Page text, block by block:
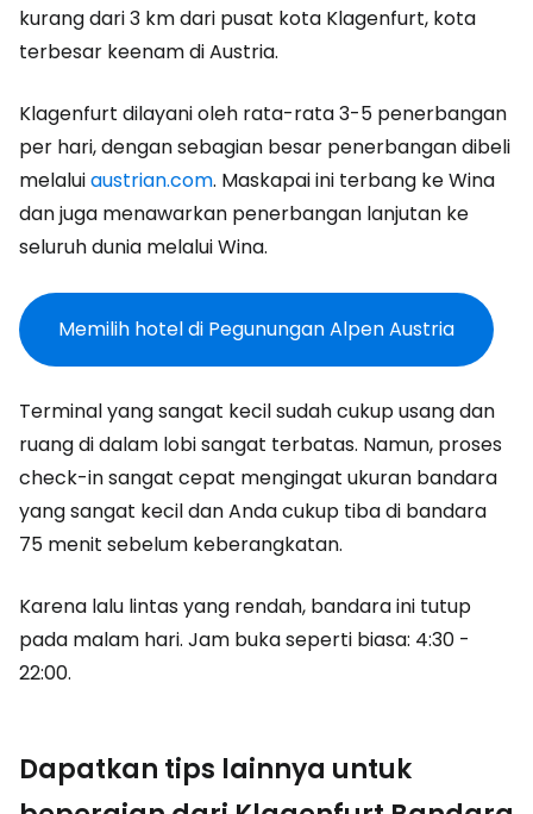
kurang dari 3 km dari pusat kota Klagenfurt, kota
terbesar keenam di Austria.
Klagenfurt dilayani oleh rata-rata 3-5 penerbangan
per hari, dengan sebagian besar penerbangan dibeli
melaluiaustrian.com. Maskapai ini terbang ke Wina
dan juga menawarkan penerbangan lanjutan ke
seluruh dunia melalui Wina.
Memilih hotel di Pegunungan Alpen Austria
Terminal yang sangat kecil sudah cukup usang dan
ruang di dalam lobi sangat terbatas. Namun, proses
check-in sangat cepat mengingat ukuran bandara
yang sangat kecil dan Anda cukup tiba di bandara
75 menit sebelum keberangkatan.
Karena lalu lintas yang rendah, bandara ini tutup
pada malam hari. Jam buka seperti biasa: 4:30 -
22:00.
Dapatkan tips lainnya untuk